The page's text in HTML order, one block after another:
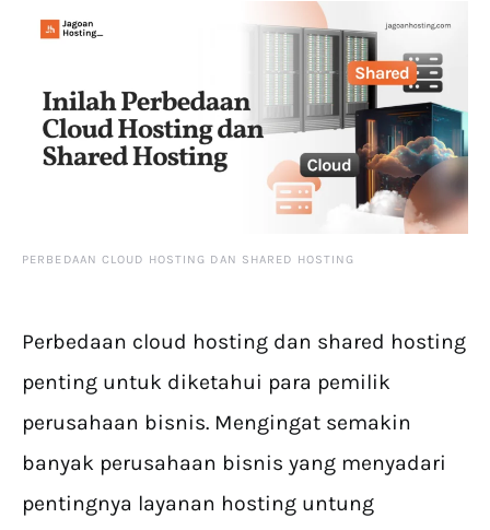
PERBEDAAN CLOUD HOSTING DAN SHARED HOSTING
Perbedaan cloud hosting dan shared hosting
penting untuk diketahui para pemilik
perusahaan bisnis. Mengingat semakin
banyak perusahaan bisnis yang menyadari
pentingnya layanan hosting untung